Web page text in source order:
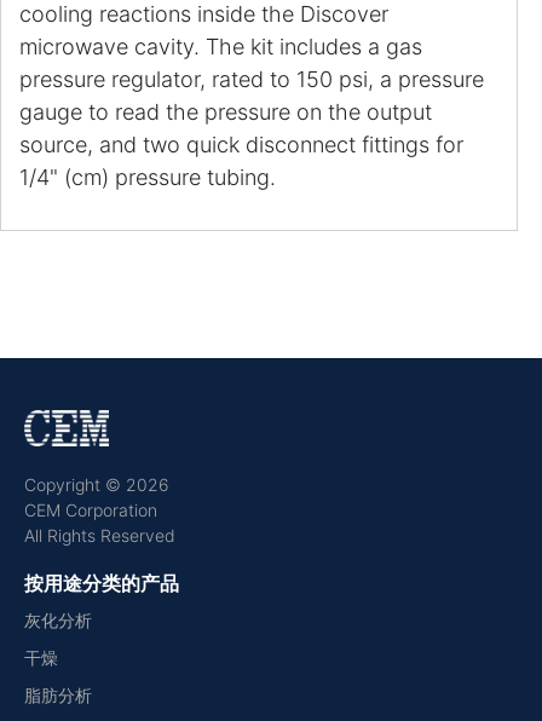
cooling reactions inside the Discover
microwave cavity. The kit includes a gas
pressure regulator, rated to 150 psi, a pressure
gauge to read the pressure on the output
source, and two quick disconnect fittings for
1/4" (cm) pressure tubing.
Copyright © 2026
CEM Corporation
All Rights Reserved
按用途分类的产品
灰化分析
干燥
脂肪分析